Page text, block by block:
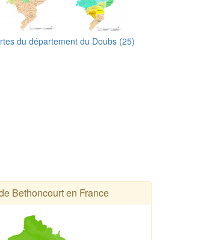
du département du Doubs (25)
Bethoncourt en France